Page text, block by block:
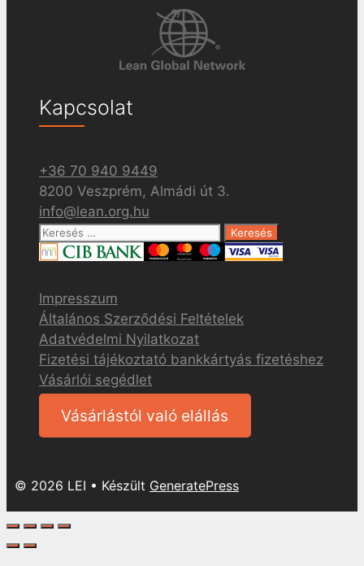
Kapcsolat
+36 70 940 9449
8200 Veszprém, Almádi út 3.
info@lean.org.hu
Keresés:
Impresszum
Általános Szerződési Feltételek
Adatvédelmi Nyilatkozat
Fizetési tájékoztató bankkártyás fizetéshez
Vásárlói segédlet
Vásárlástól való elállás
© 2026 LEI • Készült GeneratePress